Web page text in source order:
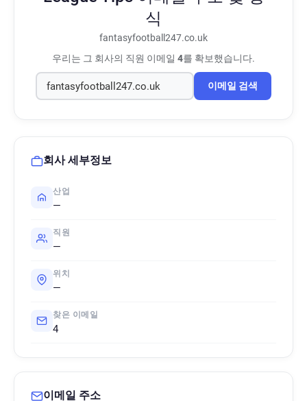
식
fantasyfootball247.co.uk
우리는 그 회사의 직원 이메일 4를 확보했습니다.
이메일 검색
회사 세부정보
산업
—
직원
—
위치
—
찾은 이메일
4
이메일 주소